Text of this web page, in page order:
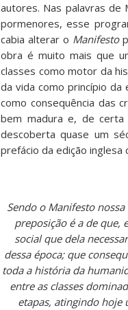
autores. Nas palavras de
pormenores, esse
cabia alterar o Manifesto
obra é muito mais que
classes como motor da
da vida como princípio da
como consequência das
bem madura e, de
descoberta quase um
prefácio da edição
Sendo o Manifesto
preposição é a de que,
social que dela
dessa época; que
toda a história da
entre as classes
etapas, atingindo hoje